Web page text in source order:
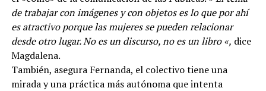
de trabajar con imágenes y con objetos es lo que por ahí
es atractivo porque las mujeres se pueden relacionar
desde otro lugar. No es un discurso, no es un libro «, dice
Magdalena.
También, asegura Fernanda, el colectivo tiene una
mirada y una práctica más autónoma que intenta